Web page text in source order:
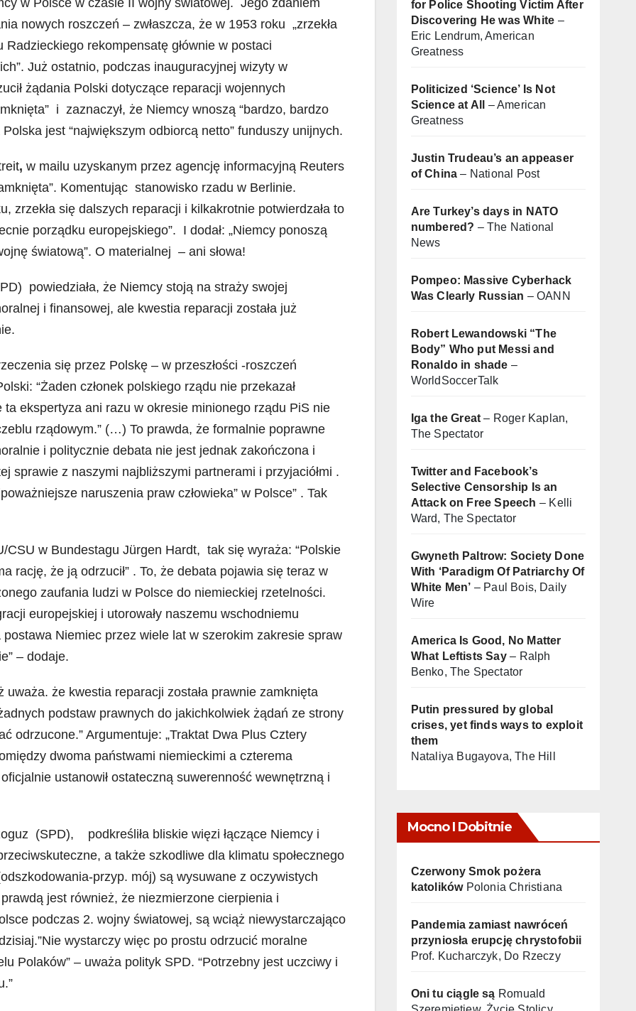
nowych roszczeń – zwłaszcza, że w 1953 roku „zrzekła
rekompensatę głównie w postaci
Już ostatnio, podczas inauguracyjnej wizyty w
żądania Polski dotyczące reparacji wojennych
i zaznaczył, że Niemcy wnoszą “bardzo, bardzo
jest “największym odbiorcą netto” funduszy unijnych.
, w mailu uzyskanym przez agencję informacyjną Reuters
Komentując stanowisko rzadu w Berlinie.
zrzekła się dalszych reparacji i kilkakrotnie potwierdzała to
porządku europejskiego”. I dodał: „Niemcy ponoszą
światową”. O materialnej – ani słowa!
powiedziała, że Niemcy stoją na straży swojej
i finansowej, ale kwestia reparacji została już
się przez Polskę – w przeszłości -roszczeń
“Żaden członek polskiego rządu nie przekazał
ekspertyza ani razu w okresie minionego rządu PiS nie
rządowym.” (…) To prawda, że formalnie poprawne
i politycznie debata nie jest jednak zakończona i
sprawie z naszymi najbliższymi partnerami i przyjaciółmi .
naruszenia praw człowieka” w Polsce” . Tak
w Bundestagu Jürgen Hardt, tak się wyraża: “Polskie
rację, że ją odrzucił” . To, że debata pojawia się teraz w
zaufania ludzi w Polsce do niemieckiej rzetelności.
europejskiej i utorowały naszemu wschodniemu
Niemiec przez wiele lat w szerokim zakresie spraw
– dodaje.
że kwestia reparacji została prawnie zamknięta
podstaw prawnych do jakichkolwiek żądań ze strony
odrzucone.” Argumentuje: „Traktat Dwa Plus Cztery
dwoma państwami niemieckimi a czterema
ustanowił ostateczną suwerenność wewnętrzną i
(SPD), podkreśliła bliskie więzi łączące Niemcy i
a także szkodliwe dla klimatu społecznego
przyp. mój) są wysuwane z oczywistych
jest również, że niezmierzone cierpienia i
podczas 2. wojny światowej, są wciąż niewystarczająco
wystarczy więc po prostu odrzucić moralne
Polaków” – uważa polityk SPD. “Potrzebny jest uczciwy i
for Police Shooting Victim After
Discovering He was White –
Eric Lendrum, American
Greatness
Politicized ‘Science’ Is Not
Science at All
– American
Greatness
Justin Trudeau’s an appeaser
of China – National Post
Are Turkey’s days in NATO
numbered? – The National
News
Pompeo: Massive Cyberhack
Was Clearly Russian – OANN
Robert Lewandowski “The
Body” Who put Messi and
Ronaldo in shade –
WorldSoccerTalk
Iga the Great – Roger Kaplan,
The Spectator
Twitter and Facebook’s
Selective Censorship Is an
Attack on Free Speech – Kelli
Ward, The Spectator
Gwyneth Paltrow: Society Done
With ‘Paradigm Of Patriarchy Of
White Men’ – Paul Bois, Daily
Wire
America Is Good, No Matter
What Leftists Say– Ralph
Benko, The Spectator
Putin pressured by global
crises, yet finds ways to exploit
them
Nataliya Bugayova, The Hill
Mocno I Dobitnie
Czerwony Smok pożera
katolikówPolonia Christiana
Pandemia zamiast nawróceń
przyniosła erupcję chrystofobii
Prof. Kucharczyk, Do Rzeczy
Oni tu ciągle są Romuald